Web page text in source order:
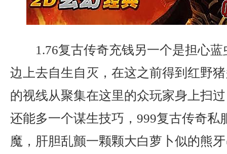
1.76复古传奇充钱另一个是担心
边上去自生自灭，在这之前得到红野
的视线从聚集在这里的众玩家身上扫
还能多一个谋生技巧，999复古传奇
魔，肝胆乱颤一颗颗大白萝卜似的熊